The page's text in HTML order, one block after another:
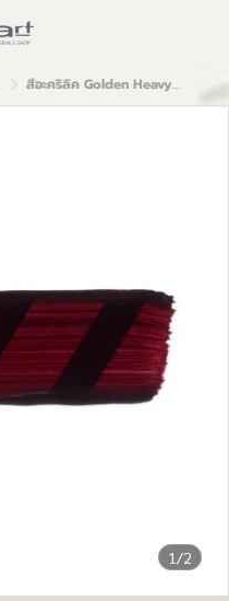
สีอะคริลิค Golden Heavy Body 59ml : Permanent Maroon
1/2